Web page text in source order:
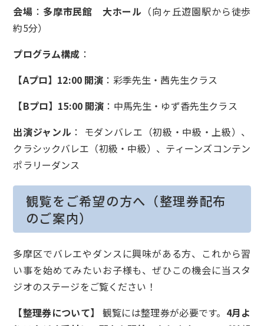
会場 ： 多摩市民館 大ホール （向ヶ丘遊園駅から徒歩
約5分）
プログラム構成 ：
【Aプロ】12:00 開演 ：彩季先生・茜先生クラス
【Bプロ】15:00 開演 ：中馬先生・ゆず香先生クラス
出演ジャンル ： モダンバレエ（初級・中級・上級）、
クラシックバレエ（初級・中級）、ティーンズコンテン
ポラリーダンス
観覧をご希望の方へ（整理券配布
のご案内）
多摩区でバレエやダンスに興味がある方、これから習
い事を始めてみたいお子様も、ぜひこの機会に当スタ
ジオのステージをご覧ください！
【整理券について】
観覧には整理券が必要です。 4月よ